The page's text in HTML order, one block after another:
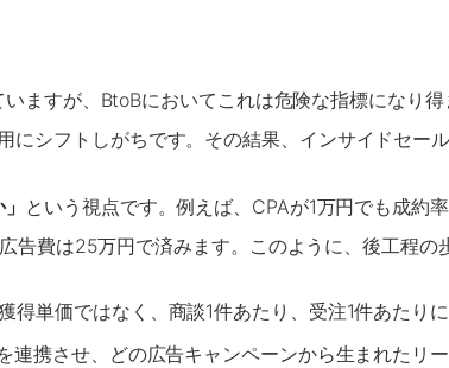
ますが、BtoBにおいてこれは危険な指標になり
にシフトしがちです。その結果、インサイドセー
という視点です。例えば、CPAが1万円でも成約
費は25万円で済みます。このように、後工程の
得単価ではなく、商談1件あたり、受注1件あたり
連携させ、どの広告キャンペーンから生まれたリ